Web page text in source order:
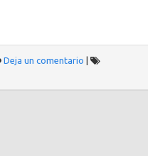
Deja un comentario |